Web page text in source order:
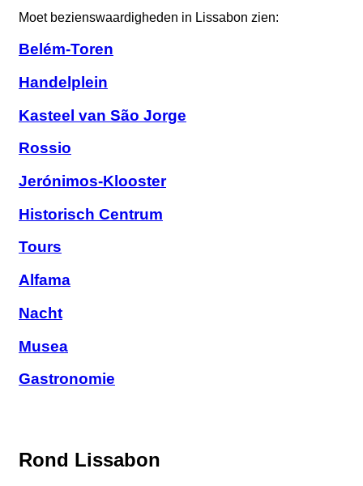
Moet bezienswaardigheden in Lissabon zien:
Belém-Toren
Handelplein
Kasteel van São Jorge
Rossio
Jerónimos-Klooster
Historisch Centrum
Tours
Alfama
Nacht
Musea
Gastronomie
Rond Lissabon